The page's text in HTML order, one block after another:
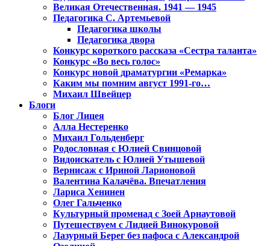
Великая Отечественная. 1941 — 1945
Педагогика С. Артемьевой
Педагогика школы
Педагогика двора
Конкурс короткого рассказа «Сестра таланта»
Конкурс «Во весь голос»
Конкурс новой драматургии «Ремарка»
Каким мы помним август 1991-го…
Михаил Швейцер
Блоги
Блог Лицея
Алла Нестеренко
Михаил Гольденберг
Родословная с Юлией Свинцовой
Видоискатель с Юлией Утышевой
Вернисаж с Ириной Ларионовой
Валентина Калачёва. Впечатления
Лариса Хенинен
Олег Гальченко
Культурный променад с Зоей Арнаутовой
Путешествуем с Лидией Винокуровой
Лазурный Берег без пафоса с Александрой